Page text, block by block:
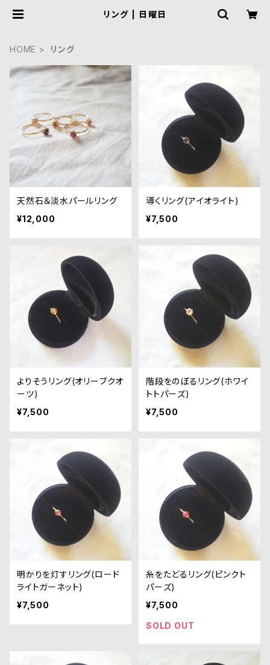
リング | 日曜日
HOME リング
天然石＆淡水パールリング
¥12,000
導くリング(アイオライト)
¥7,500
よりそうリング(オリーブクオ
ーツ)
¥7,500
階段をのぼるリング(ホワイ
トトパーズ)
¥7,500
明かりを灯すリング(ロード
ライトガーネット)
¥7,500
糸をたどるリング(ピンクト
パーズ)
¥7,500
SOLD OUT